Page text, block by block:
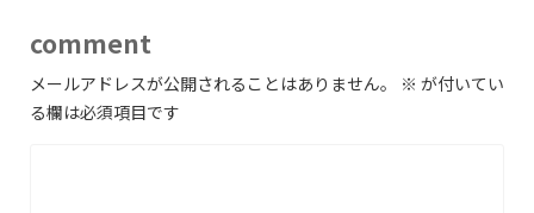
comment
メールアドレスが公開されることはありません。 ※ が付いてい
る欄は必須項目です